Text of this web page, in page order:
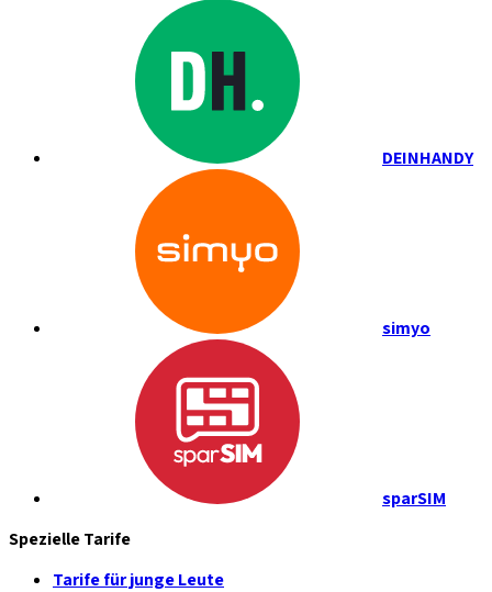
DEINHANDY
simyo
sparSIM
Spezielle Tarife
Tarife für junge Leute